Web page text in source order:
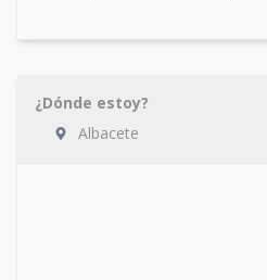
¿Dónde estoy?
Albacete